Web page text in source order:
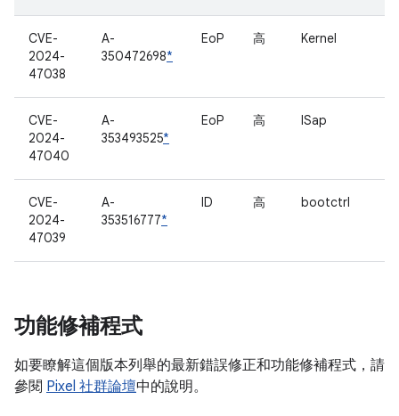
CVE-
2024-
47038
A-
350472698*
EoP 高 Kernel
CVE-
2024-
47040
A-
353493525*
EoP 高 ISap
CVE-
2024-
47039
A-
353516777*
ID 高 bootctrl
功能修補程式
如要瞭解這個版本列舉的最新錯誤修正和功能修補程式，請
參閱 Pixel 社群論壇中的說明。